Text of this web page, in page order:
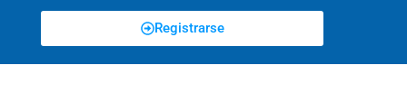
Registrarse